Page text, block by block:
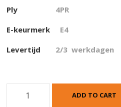
Ply
4PR
E-keurmerk
E4
Levertijd
2/3 werkdagen
ADD TO CART